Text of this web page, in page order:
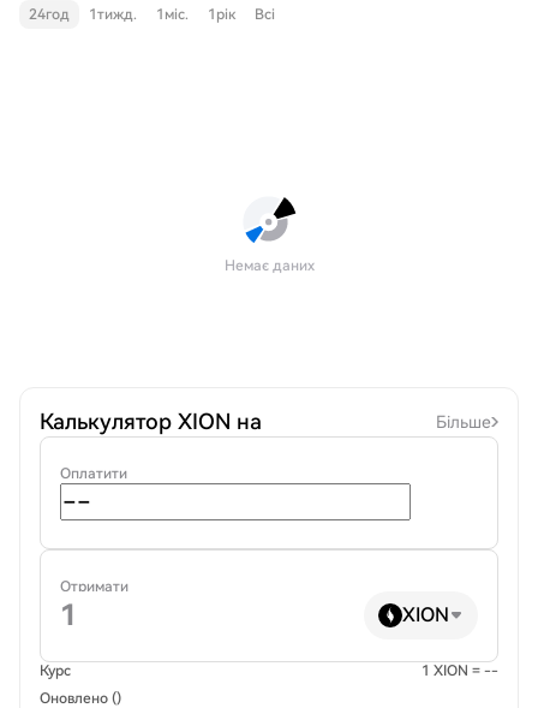
24год
1тижд. 1міс. 1рік Всі
Немає даних
Калькулятор XION на Більше
Оплатити
Отримати
XION
Курс
1 XION = --
Оновлено ()